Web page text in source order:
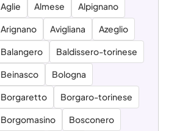
Aglie Almese Alpignano
Arignano Avigliana Azeglio
Balangero Baldissero-torinese
Beinasco Bologna
Borgaretto Borgaro-torinese
Borgomasino Bosconero